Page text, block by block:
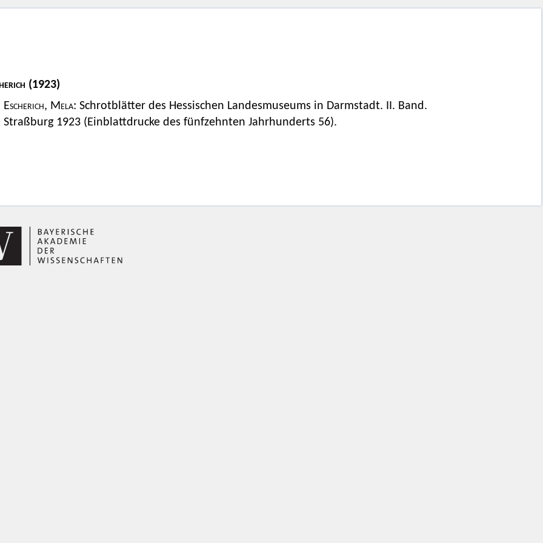
(1923)
Escherich, Mela: Schrotblätter des Hessischen Landesmuseums in Darmstadt. II. Band.
Straßburg 1923 (Einblattdrucke des fünfzehnten Jahrhunderts 56).